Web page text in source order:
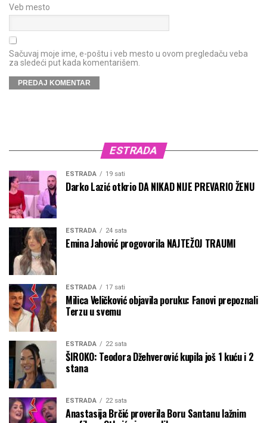
Veb mesto
Sačuvaj moje ime, e-poštu i veb mesto u ovom pregledaču veba
za sledeći put kada komentarišem.
ESTRADA
ESTRADA 19 sati
Darko Lazić otkrio DA NIKAD NIJE PREVARIO ŽENU
ESTRADA 24 sata
Emina Jahović progovorila NAJTEŽOJ TRAUMI
ESTRADA 17 sati
Milica Veličković objavila poruku: Fanovi prepoznali
Terzu u svemu
ESTRADA 22 sata
ŠIROKO: Teodora Džehverović kupila još 1 kuću i 2
stana
ESTRADA 22 sata
Anastasija Brčić proverila Boru Santanu lažnim